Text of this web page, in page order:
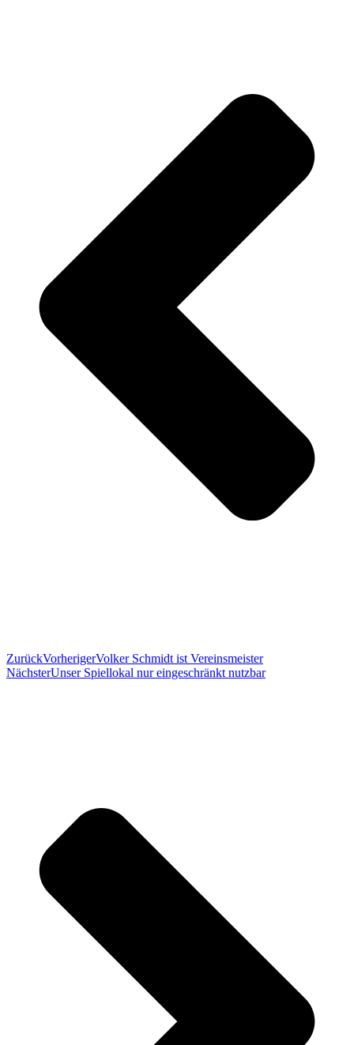
ZurückVorherigerVolker Schmidt ist Vereinsmeister
NächsterUnser Spiellokal nur eingeschränkt nutzbar